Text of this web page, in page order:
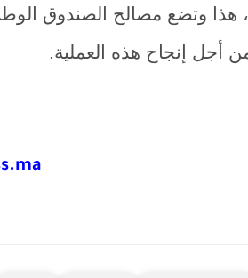
هذا وتضع مصالح الصندوق
أجل إنجاح هذه العملية.